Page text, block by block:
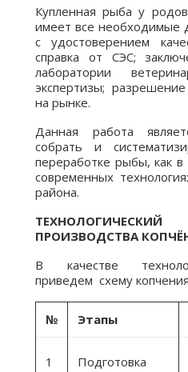
Купленная рыба у
имеет все необходимые
с удостоверением
справка от СЭС;
лаборатории
экспертизы;
на рынке.
Данная работа
собрать и
переработке рыбы, как
современных
района.
ПРОИЗВОДСТВА
В качестве
приведем схему
№ Этапы
1
Подготовка